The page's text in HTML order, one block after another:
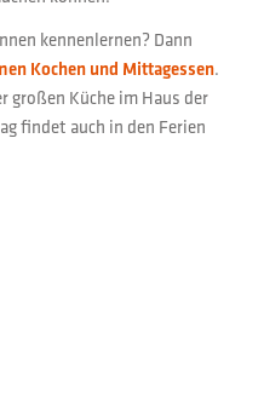
kennenlernen? Dann
Kochen und Mittagessen.
großen Küche im Haus der
findet auch in den Ferien